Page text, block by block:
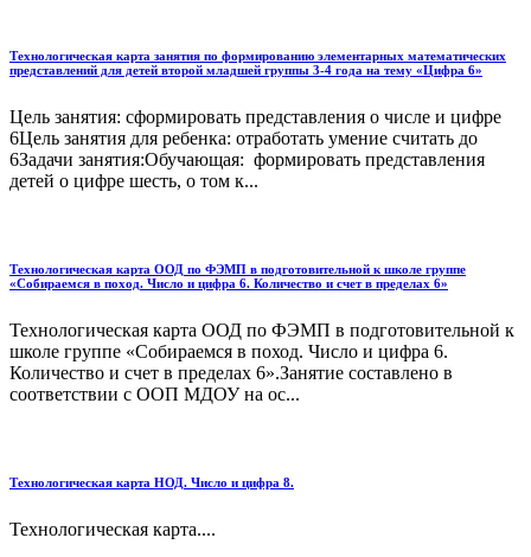
Технологическая карта занятия по формированию элементарных математических
представлений для детей второй младшей группы 3-4 года на тему «Цифра 6»
Цель занятия: сформировать представления о числе и цифре
6Цель занятия для ребенка: отработать умение считать до
6Задачи занятия:Обучающая: формировать представления
детей о цифре шесть, о том к...
Технологическая карта ООД по ФЭМП в подготовительной к школе группе
«Собираемся в поход. Число и цифра 6. Количество и счет в пределах 6»
Технологическая карта ООД по ФЭМП в подготовительной к
школе группе «Собираемся в поход. Число и цифра 6.
Количество и счет в пределах 6».Занятие составлено в
соответствии с ООП МДОУ на ос...
Технологическая карта НОД. Число и цифра 8.
Технологическая карта....